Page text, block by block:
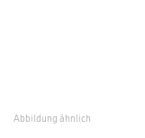
Abbildung ähnlich